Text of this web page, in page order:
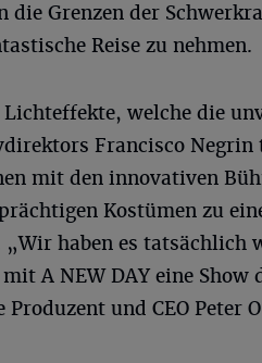
Grenzen der
Reise zu nehmen.
welche die
Francisco Negrin
mit den innovativen
Kostümen zu
haben es tatsächlich
A NEW DAY eine Show
und CEO Peter